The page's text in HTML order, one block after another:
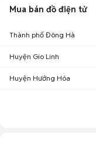
Mua bán đồ điện tử
Thành phố Đông Hà
Huyện Gio Linh
Huyện Hướng Hóa